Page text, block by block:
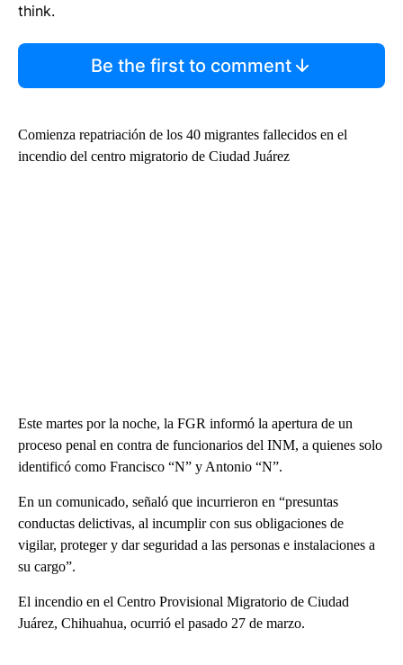
think.
Be the first to comment
Comienza repatriación de los 40 migrantes fallecidos en el
incendio del centro migratorio de Ciudad Juárez
Este martes por la noche, la FGR informó la apertura de un
proceso penal en contra de funcionarios del INM, a quienes solo
identificó como Francisco “N” y Antonio “N”.
En un comunicado, señaló que incurrieron en “presuntas
conductas delictivas, al incumplir con sus obligaciones de
vigilar, proteger y dar seguridad a las personas e instalaciones a
su cargo”.
El incendio en el Centro Provisional Migratorio de Ciudad
Juárez, Chihuahua, ocurrió el pasado 27 de marzo.